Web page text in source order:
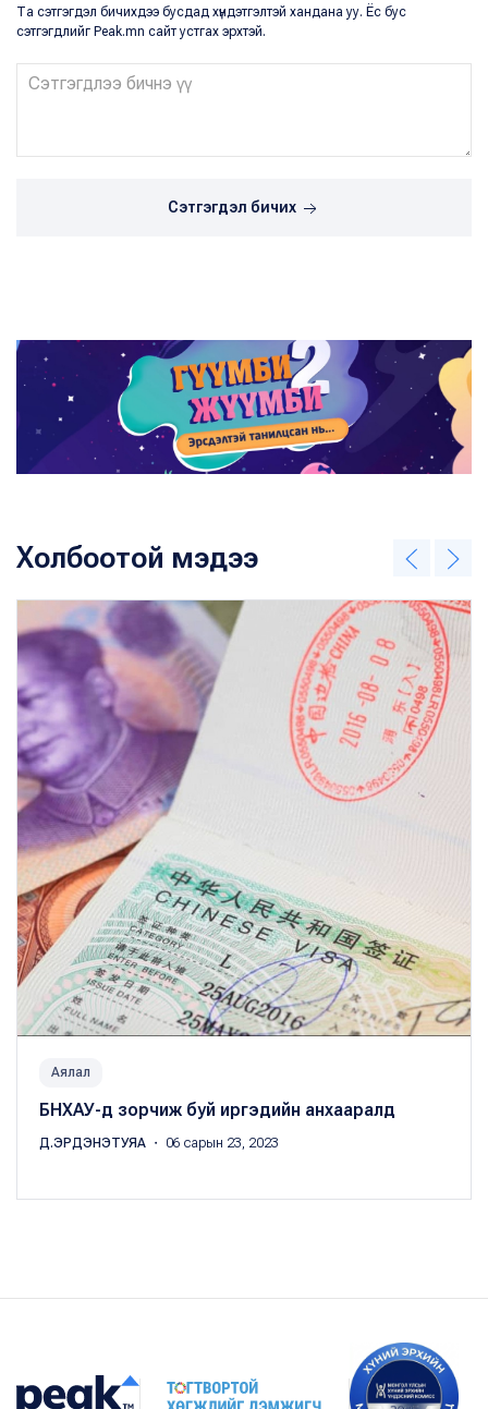
Та сэтгэгдэл бичихдээ бусдад хүндэтгэлтэй хандана уу. Ёс бус
сэтгэгдлийг Peak.mn сайт устгах эрхтэй.
Сэтгэгдэл бичих
Холбоотой мэдээ
Аялал
БНХАУ-д зорчиж буй иргэдийн анхааралд
Д.ЭРДЭНЭТУЯА ・ 06 сарын 23, 2023